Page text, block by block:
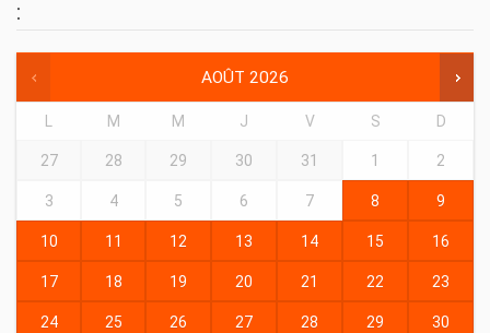
:
AOÛT 2026
L M M J V S D
27 28 29 30 31 1 2
3 4 5 6 7 8 9
10 11 12 13 14 15 16
17 18 19 20 21 22 23
24 25 26 27 28 29 30